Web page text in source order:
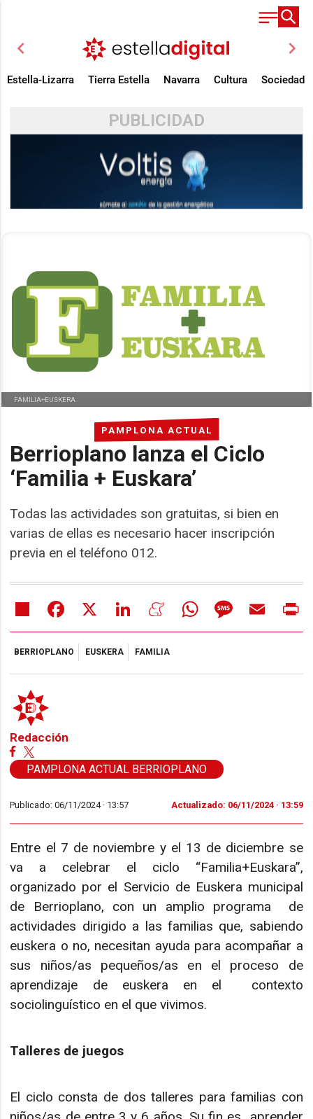
chevron_left chevron_right
Estella-Lizarra Tierra Estella Navarra Cultura Sociedad
PUBLICIDAD
PAMPLONA ACTUAL
Berrioplano lanza el Ciclo
‘Familia + Euskara’
Todas las actividades son gratuitas, si bien en
varias de ellas es necesario hacer inscripción
previa en el teléfono 012.
FAMILIA+EUSKERA
Share Facebook LinkedIn MeneameWhatsAppMessageEmail
BERRIOPLANO EUSKERA FAMILIA
Redacción
PAMPLONA ACTUAL BERRIOPLANO
Publicado: 06/11/2024 · 13:57 Actualizado: 06/11/2024 · 13:59
Entre el 7 de noviembre y el 13 de diciembre se
va a celebrar el ciclo “Familia+Euskara”,
organizado por el Servicio de Euskera municipal
de Berrioplano, con un amplio programa de
actividades dirigido a las familias que, sabiendo
euskera o no, necesitan ayuda para acompañar a
sus niños/as pequeños/as en el proceso de
aprendizaje de euskera en el contexto
sociolinguístico en el que vivimos.
Talleres de juegos
El ciclo consta de dos talleres para familias con